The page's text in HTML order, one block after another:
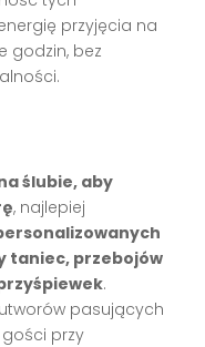
przyjęcia na
godzin, bez
ślubie, aby
, najlepiej
taniec, przebojów
.
pasujących
przy